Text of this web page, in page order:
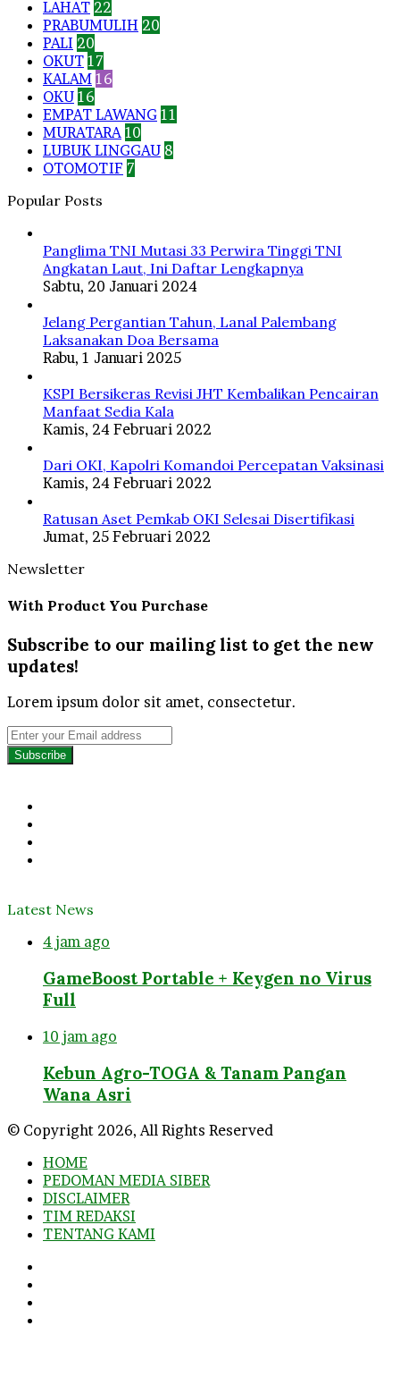
LAHAT 22
PRABUMULIH 20
PALI 20
OKUT 17
KALAM 16
OKU 16
EMPAT LAWANG 11
MURATARA 10
LUBUK LINGGAU 8
OTOMOTIF 7
Popular Posts
Panglima TNI Mutasi 33 Perwira Tinggi TNI
Angkatan Laut, Ini Daftar Lengkapnya
Sabtu, 20 Januari 2024
Jelang Pergantian Tahun, Lanal Palembang
Laksanakan Doa Bersama
Rabu, 1 Januari 2025
KSPI Bersikeras Revisi JHT Kembalikan Pencairan
Manfaat Sedia Kala
Kamis, 24 Februari 2022
Dari OKI, Kapolri Komandoi Percepatan Vaksinasi
Kamis, 24 Februari 2022
Ratusan Aset Pemkab OKI Selesai Disertifikasi
Jumat, 25 Februari 2022
Newsletter
With Product You Purchase
Subscribe to our mailing list to get the new
updates!
Lorem ipsum dolor sit amet, consectetur.
Enter
your
Email
Latest News
4 jam ago
GameBoost Portable + Keygen no Virus
Full
10 jam ago
Kebun Agro-TOGA & Tanam Pangan
Wana Asri
© Copyright 2026, All Rights Reserved
HOME
PEDOMAN MEDIA SIBER
DISCLAIMER
TIM REDAKSI
TENTANG KAMI